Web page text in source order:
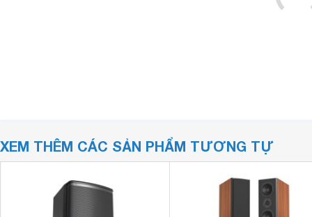
XEM THÊM CÁC SẢN PHẨM TƯƠNG TỰ